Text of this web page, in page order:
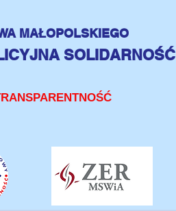
MAŁOPOLSKIEGO
SOLIDARNOŚĆ